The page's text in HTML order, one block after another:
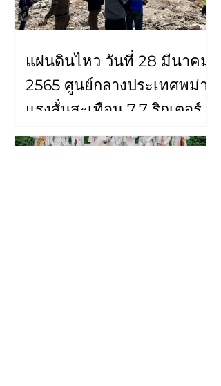
แผ่นดินไหว วันที่ 28 มีนาคม
2565 ศูนย์กลางประเทศพม่า
แรงสั่นสะเทือน 7.7 ริกเตอร์